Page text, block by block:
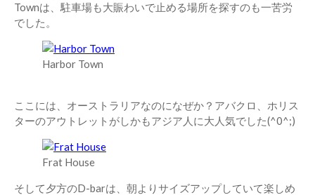
Townは、駐車場も大賑わいで止める場所を探すのも一苦労
でした。
Harbor Town
ここには、オーストラリアなのになぜか？アバクロ、ホリス
ターのアウトレットがしかもアジア人に大人気でした(^0^;)
Frat House
そして夕方のD-barは、朝よりサイズアップしていて楽しめ